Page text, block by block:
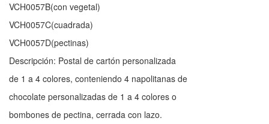
VCH0057B(con vegetal)
VCH0057C(cuadrada)
VCH0057D(pectinas)
Descripción: Postal de cartón personalizada
de 1 a 4 colores, conteniendo 4 napolitanas de
chocolate personalizadas de 1 a 4 colores o
bombones de pectina, cerrada con lazo.